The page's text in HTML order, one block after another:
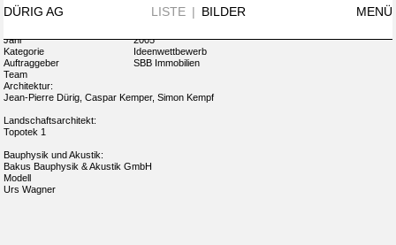
DÜRIG AG LISTE | BILDER MENÜ
N°361 + INFO
Name
Westlink Bahnhof Altstetten
Jahr
2005
Kategorie
Ideenwettbewerb
Auftraggeber
SBB Immobilien
Team
Architektur:
Jean-Pierre Dürig, Caspar Kemper, Simon Kempf
Landschaftsarchitekt:
Topotek 1
Bauphysik und Akustik:
Bakus Bauphysik & Akustik GmbH
Modell
Urs Wagner